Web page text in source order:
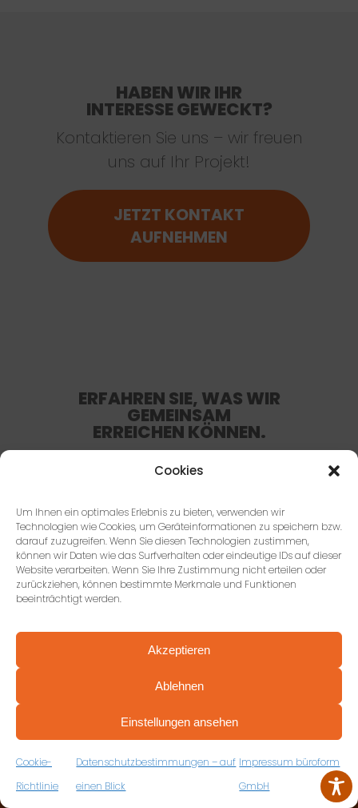
Cookies
Um Ihnen ein optimales Erlebnis zu bieten, verwenden wir
Technologien wie Cookies, um Geräteinformationen zu speichern bzw.
darauf zuzugreifen. Wenn Sie diesen Technologien zustimmen,
können wir Daten wie das Surfverhalten oder eindeutige IDs auf dieser
Website verarbeiten. Wenn Sie Ihre Zustimmung nicht erteilen oder
zurückziehen, können bestimmte Merkmale und Funktionen
beeinträchtigt werden.
Akzeptieren
Ablehnen
Einstellungen ansehen
Cookie-
Richtlinie
Datenschutzbestimmungen – auf
einen Blick
Impressum büroform
GmbH
HABEN WIR IHR
INTERESSE GEWECKT?
Kontaktieren Sie uns – wir freuen
uns auf Ihr Projekt!
JETZT KONTAKT
AUFNEHMEN
ERFAHREN SIE, WAS WIR
GEMEINSAM
ERREICHEN KÖNNEN.
Unsere 5 Ziele für ein erfolgreiches
ZU UNSEREN ZIELEN
KONTAKTIEREN SIE UNS
büroform GmbH, Stuttgart
VEREINBAREN SIE JETZT IHRE
KOSTENFREIE ERSTBERATUNG
ZUM RÜCKRUFFORMULAR